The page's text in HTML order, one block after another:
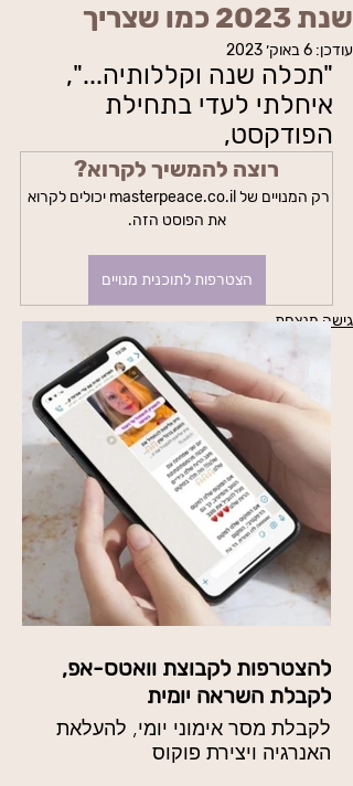
שנת 2023 כמו שצריך
עודכן: 6 באוק׳ 2023
"תכלה שנה וקללותיה...",
איחלתי לעדי בתחילת
הפודקסט,
רוצה להמשיך לקרוא?
רק המנויים של masterpeace.co.il יכולים לקרוא
את הפוסט הזה.
הצטרפות לתוכנית מנויים
גישה מנצחת
להצטרפות לקבוצת וואטס-אפ,
לקבלת השראה יומית
לקבלת מסר אימוני יומי, להעלאת
האנרגיה ויצירת פוקוס